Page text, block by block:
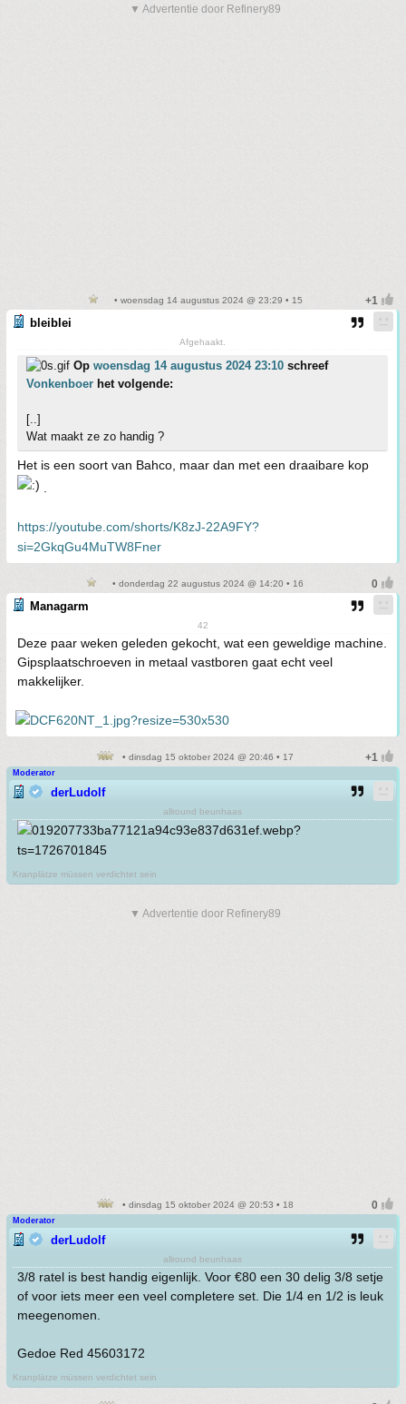
▼ Advertentie door Refinery89
• woensdag 14 augustus 2024 @ 23:29 • 15
bleiblei
Afgehaakt.
Op woensdag 14 augustus 2024 23:10 schreef
Vonkenboer het volgende:
[..]
Wat maakt ze zo handig ?
Het is een soort van Bahco, maar dan met een draaibare kop
https://youtube.com/shorts/K8zJ-22A9FY?
si=2GkqGu4MuTW8Fner
• donderdag 22 augustus 2024 @ 14:20 • 16
Managarm
42
Deze paar weken geleden gekocht, wat een geweldige machine.
Gipsplaatschroeven in metaal vastboren gaat echt veel
makkelijker.
• dinsdag 15 oktober 2024 @ 20:46 • 17
Moderator
derLudolf
allround beunhaas
Kranplätze müssen verdichtet sein
▼ Advertentie door Refinery89
• dinsdag 15 oktober 2024 @ 20:53 • 18
Moderator
derLudolf
allround beunhaas
3/8 ratel is best handig eigenlijk. Voor €80 een 30 delig 3/8 setje
of voor iets meer een veel completere set. Die 1/4 en 1/2 is leuk
meegenomen.
Gedoe Red 45603172
Kranplätze müssen verdichtet sein